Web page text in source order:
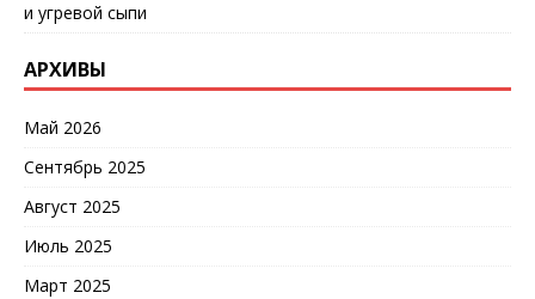
и угревой сыпи
АРХИВЫ
Май 2026
Сентябрь 2025
Август 2025
Июль 2025
Март 2025